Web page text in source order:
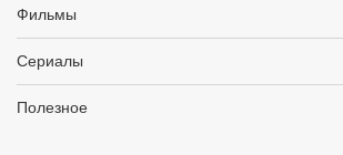
Фильмы
Сериалы
Полезное